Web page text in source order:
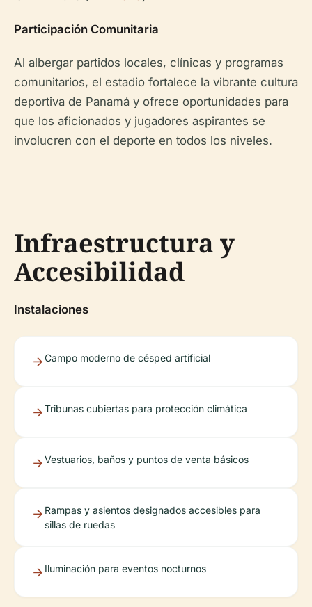
Participación Comunitaria
Al albergar partidos locales, clínicas y programas
comunitarios, el estadio fortalece la vibrante cultura
deportiva de Panamá y ofrece oportunidades para
que los aficionados y jugadores aspirantes se
involucren con el deporte en todos los niveles.
Infraestructura y
Accesibilidad
Instalaciones
Campo moderno de césped artificial
Tribunas cubiertas para protección climática
Vestuarios, baños y puntos de venta básicos
Rampas y asientos designados accesibles para
sillas de ruedas
Iluminación para eventos nocturnos